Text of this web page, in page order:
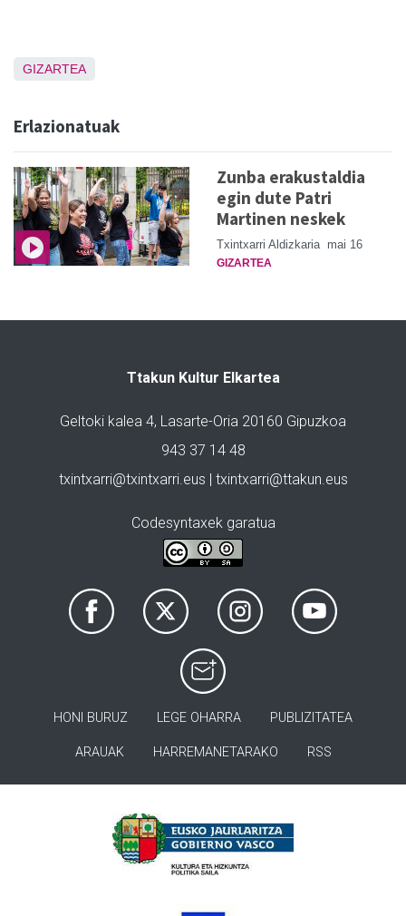
GIZARTEA
Erlazionatuak
Zunba erakustaldia
egin dute Patri
Martinen neskek
Txintxarri Aldizkaria mai 16
GIZARTEA
Ttakun Kultur Elkartea
Geltoki kalea 4, Lasarte-Oria 20160 Gipuzkoa
943 37 14 48
txintxarri@txintxarri.eus | txintxarri@ttakun.eus
Codesyntaxek garatua
HONI BURUZ LEGE OHARRA PUBLIZITATEA
ARAUAK HARREMANETARAKO RSS